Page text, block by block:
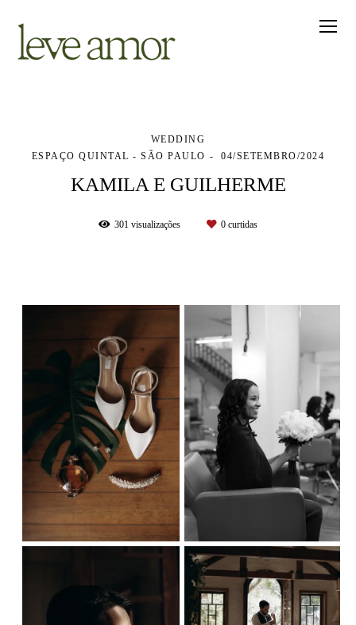
WEDDING
ESPAÇO QUINTAL - SÃO PAULO
04/SETEMBRO/2024
KAMILA E GUILHERME
301 visualizações 0 curtidas